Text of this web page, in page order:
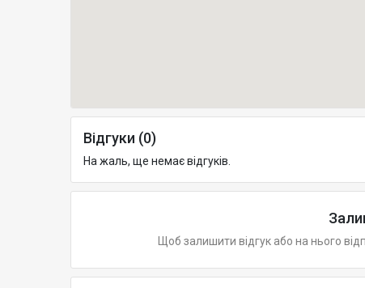
Відгуки (0)
На жаль, ще немає відгуків.
Щоб залишити відгук або на нього